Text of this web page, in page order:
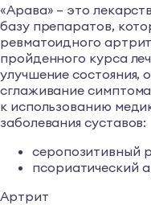
«Арава» – это
базу препаратов,
ревматоидного
пройденного курса
улучшение состояния,
сглаживание
к использованию
заболевания суставов:
серопозитивный
псориатический
Артрит